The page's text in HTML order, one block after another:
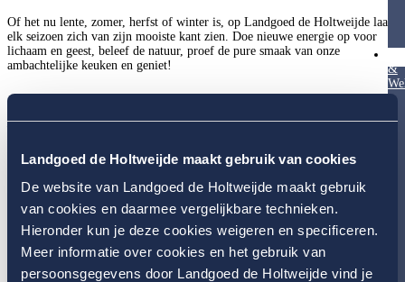
Landgoed de Holtweijde maakt gebruik van cookies
De website van Landgoed de Holtweijde maakt gebruik
van cookies en daarmee vergelijkbare technieken.
Hieronder kun je deze cookies weigeren en specificeren.
Meer informatie over cookies en het gebruik van
persoonsgegevens door Landgoed de Holtweijde vind je
&
Of het nu lente, zomer, herfst of winter is, op Landgoed de Holtweijde laat
elk seizoen zich van zijn mooiste kant zien. Doe nieuwe energie op voor
lichaam en geest, beleef de natuur, proef de pure smaak van onze
ambachtelijke keuken en geniet!
Landgoed De Holtweijde!
fredsmits@holtweijde.nl
Categorieën
(113)
Landgoed & Hotel(26)
Omgeving Twente(3)